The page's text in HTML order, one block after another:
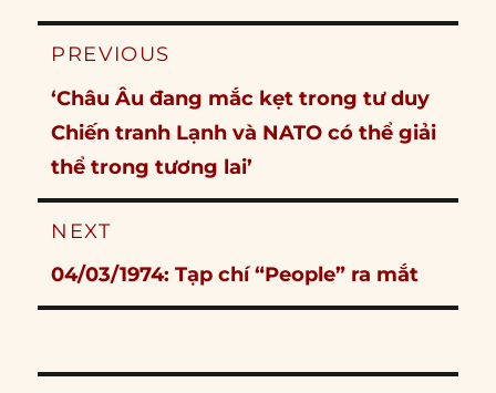
Post
PREVIOUS
Previous
post:
‘Châu Âu đang mắc kẹt trong tư duy
Chiến tranh Lạnh và NATO có thể giải
thể trong tương lai’
NEXT
Next
post:
04/03/1974: Tạp chí “People” ra mắt